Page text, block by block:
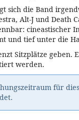
sich die Band
Alt-J und Death
cineastischer
und tief unter die
Sitzplätze geben.
werden.
für